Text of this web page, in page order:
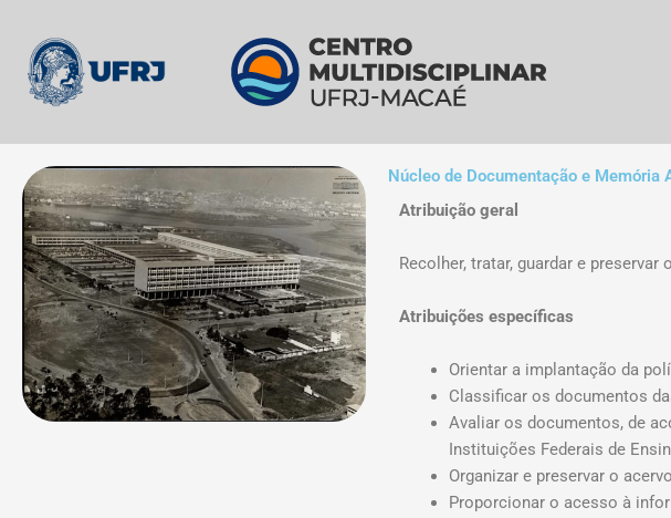
content
Núcleo de Documentação e Memória
Atribuição geral
Recolher, tratar, guardar e
Atribuições específicas
Orientar a implantação da
Classificar os documentos
Avaliar os documentos, de
Instituições Federais de
Organizar e preservar o
Proporcionar o acesso à